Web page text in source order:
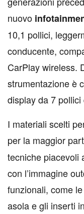
nuovo
10,1 pollici,
conducente,
CarPlay wireless.
strumentazione è
display da 7 pollici
I materiali scelti
per la maggior
tecniche piacevoli
con l’immagine
funzionali, come
asola e gli inserti